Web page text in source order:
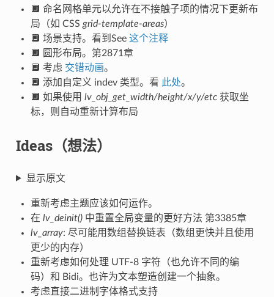
🔲 命名网格单元以允许在不接触子项的情况下更新布
局（如 CSS grid-template-areas）
🔲 场景支持。看到See 这个注释
🔲 圆形布局。第2871章
🔲 考虑 交错动画。
🔲 添加自定义 indev 类型。看 此处。
🔲 如果使用 lv_obj_get_width/height/x/y/etc获取坐
标，则自动重新计算布局
Ideas（想法）
显示原文
重新考虑主题应该如何运作。
在 lv_deinit()中重置全局变量的更好方法 第3385章
lv_array: 尽可能用数组替换链表（数组更快并且使用
更少的内存）
重新考虑如何处理 UTF-8 字符（也允许不同的编
码）和 Bidi。也许为文本塑造创建一个抽象。
考虑直接二进制字体格式支持